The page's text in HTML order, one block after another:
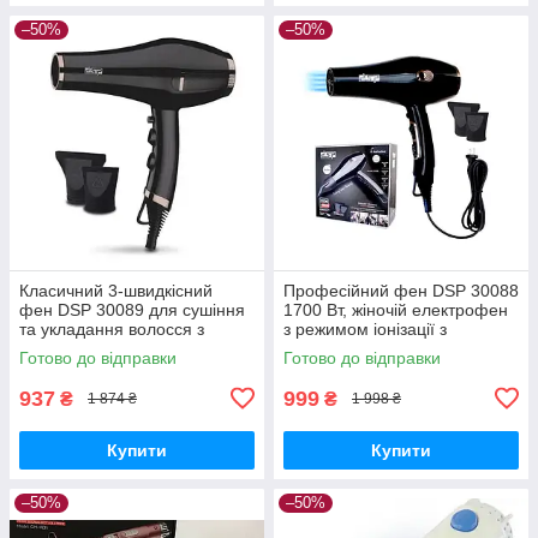
–50%
Класичний 3-швидкісний
фен DSP 30089 для сушіння
та укладання волосся з
насадками холодним і
гарячим повітрям
Готово до відправки
937 ₴ 1 874 ₴
Купити
–50%
Професійний фен DSP 30088
1700 Вт, жіночій електрофен
з режимом іонізації з
насадкою-концентратором
для укладання волосся
Готово до відправки
999 ₴ 1 998 ₴
Купити
–50% –50%